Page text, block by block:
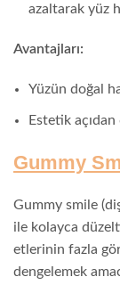
azaltarak yüz
Avantajları:
Yüzün doğal
Estetik
Gummy
Gummy smile
ile kolayca
etlerinin fazla
dengelemek